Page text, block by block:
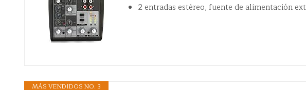
2 entradas estéreo, fuente de alimentación
MÁS VENDIDOS NO. 3